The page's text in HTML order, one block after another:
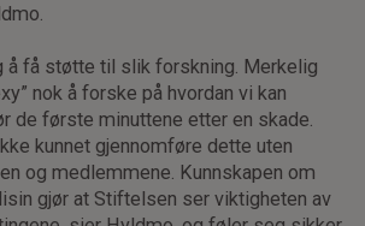
å få støtte til slik forskning. Merkelig
nok å forske på hvordan vi kan
de første minuttene etter en skade.
kunnet gjennomføre dette uten
og medlemmene. Kunnskapen om
gjør at Stiftelsen ser viktigheten av